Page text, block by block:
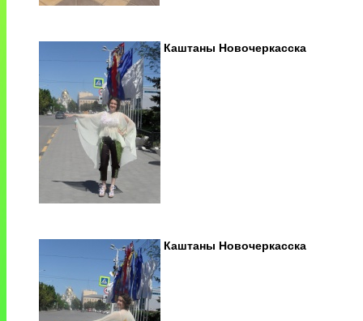
Каштаны Новочеркасска
Каштаны Новочеркасска